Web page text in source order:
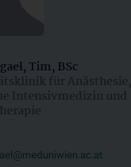
Tim, BSc
für Anästhesie,
Intensivmedizin und